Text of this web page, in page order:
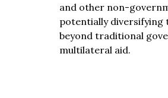
and other non-
potentially diversifying
beyond traditional
multilateral aid.